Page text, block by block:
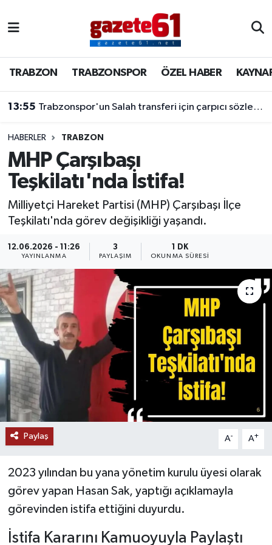
TRABZON TRABZONSPOR ÖZEL HABER
13:55 Trabzonspor'un Salah transferi için çarpıcı sözler! "Bu dünyaya bir mesajdır"
HABERLER TRABZON
MHP Çarşıbaşı
Teşkilatı'nda İstifa!
Milliyetçi Hareket Partisi (MHP) Çarşıbaşı İlçe
Teşkilatı'nda görev değişikliği yaşandı.
12.06.2026 - 11:26
YAYINLANMA
3
PAYLAŞIM
1 DK
OKUNMA SÜRESI
Paylaş A- A+
2023 yılından bu yana yönetim kurulu üyesi olarak
görev yapan Hasan Sak, yaptığı açıklamayla
görevinden istifa ettiğini duyurdu.
İstifa Kararını Kamuoyuyla Paylaştı
TRABZONSPOR
ÖZEL HABER
KAYNAR KAZAN
SİYASET
GÜNDEM
Trabzon Nöbetçi Eczaneler
Trabzon Hava Durumu
Trabzon Namaz Vakitleri
Trabzon Trafik Yoğunluk Haritası
Süper Lig Puan Durumu ve Fikstür
Tüm Manşetler
Haber Arşivi